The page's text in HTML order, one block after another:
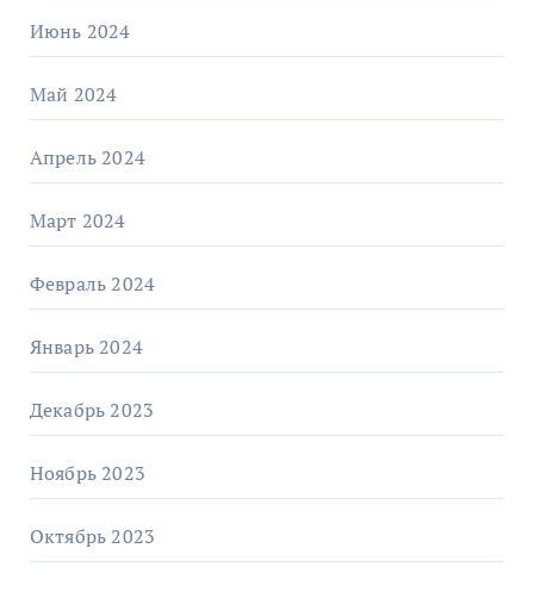
Июнь 2024
Май 2024
Апрель 2024
Март 2024
Февраль 2024
Январь 2024
Декабрь 2023
Ноябрь 2023
Октябрь 2023